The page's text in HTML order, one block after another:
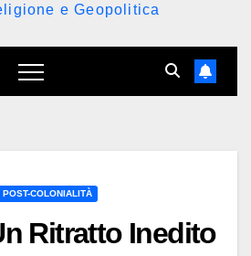
e Geopolitica
COLONIALITÀ
Ritratto Inedito